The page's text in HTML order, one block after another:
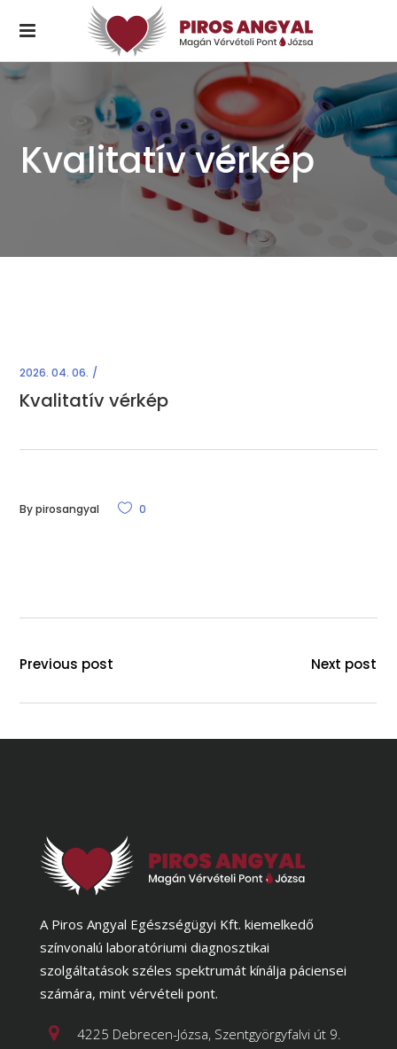
Kvalitatív vérkép
2026. 04. 06.
Kvalitatív vérkép
Bypirosangyal 0
Previous post Next post
A Piros Angyal Egészségügyi Kft. kiemelkedő
színvonalú laboratóriumi diagnosztikai
szolgáltatások széles spektrumát kínálja páciensei
számára, mint vérvételi pont.
4225 Debrecen-Józsa, Szentgyörgyfalvi út 9.